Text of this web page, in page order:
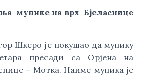
мунике на врх Бјеласнице
Шкеро је покушао да мунику
пресади са Орјена на
– Мотка. Наиме муника је